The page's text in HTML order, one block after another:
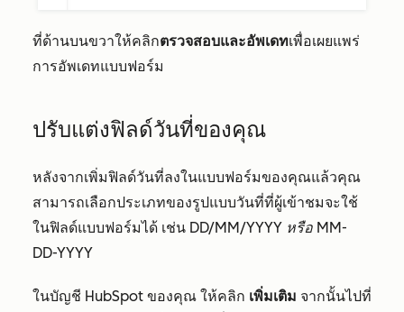
ที่ด้านบนขวาให้คลิกตรวจสอบและอัพเดทเพื่อเผยแพร่
การอัพเดทแบบฟอร์ม
ปรับแต่งฟิลด์วันที่ของคุณ
หลังจากเพิ่มฟิลด์วันที่ลงในแบบฟอร์มของคุณแล้วคุณ
สามารถเลือกประเภทของรูปแบบวันที่ที่ผู้เข้าชมจะใช้
ในฟิลด์แบบฟอร์มได้ เช่น DD/MM/YYYY หรือ MM-
DD-YYYY
ในบัญชี HubSpot ของคุณ ให้คลิก เพิ่มเติม จากนั้นไปที่